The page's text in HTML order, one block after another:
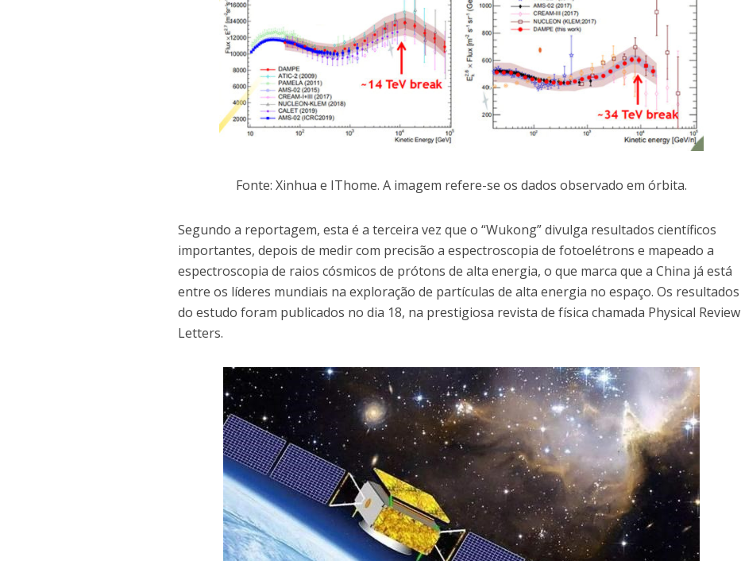
Fonte: Xinhua e IThome. A imagem refere-se os dados observado em órbita.
Segundo a reportagem, esta é a terceira vez que o “Wukong” divulga resultados científicos
importantes, depois de medir com precisão a espectroscopia de fotoelétrons e mapeado a
espectroscopia de raios cósmicos de prótons de alta energia, o que marca que a China já está
entre os líderes mundiais na exploração de partículas de alta energia no espaço. Os resultados
do estudo foram publicados no dia 18, na prestigiosa revista de física chamada Physical Review
Letters.